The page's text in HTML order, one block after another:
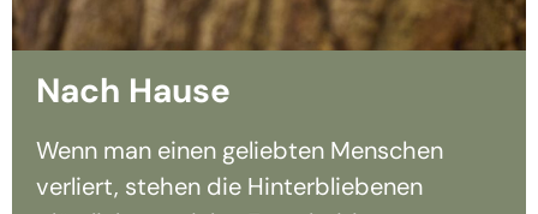
Nach Hause
Wenn man einen geliebten Menschen
verliert, stehen die Hinterbliebenen